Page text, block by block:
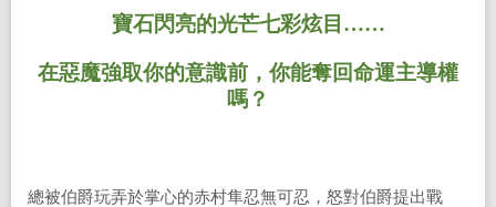
寶石閃亮的光芒七彩炫目……
在惡魔強取你的意識前，你能奪回命運主導權
嗎？
總被伯爵玩弄於掌心的赤村隼忍無可忍，怒對伯爵提出戰